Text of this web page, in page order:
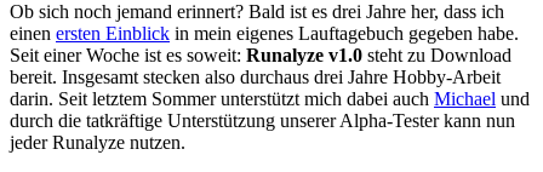
Ob sich noch jemand erinnert? Bald ist es drei Jahre her, dass ich
einen ersten Einblick in mein eigenes Lauftagebuch gegeben habe.
Seit einer Woche ist es soweit: Runalyze v1.0 steht zu Download
bereit. Insgesamt stecken also durchaus drei Jahre Hobby-Arbeit
darin. Seit letztem Sommer unterstützt mich dabei auch Michael und
durch die tatkräftige Unterstützung unserer Alpha-Tester kann nun
jeder Runalyze nutzen.